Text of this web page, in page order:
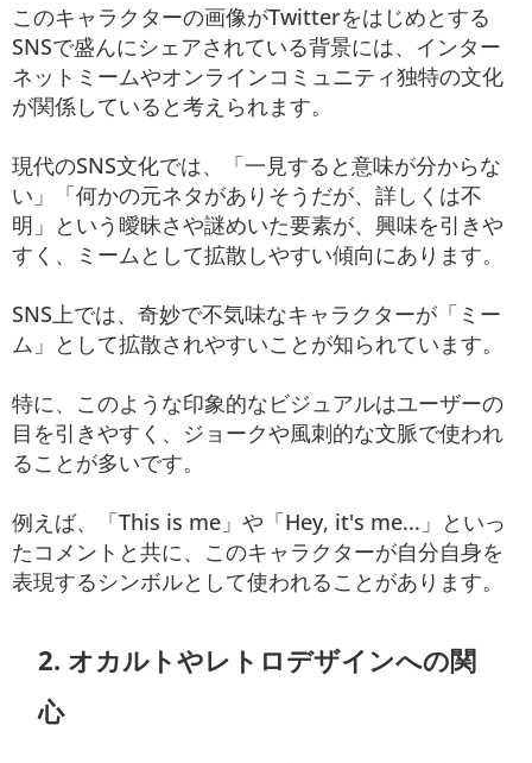
このキャラクターの画像がTwitterをはじめとする
SNSで盛んにシェアされている背景には、インター
ネットミームやオンラインコミュニティ独特の文化
が関係していると考えられます。
現代のSNS文化では、「一見すると意味が分からな
い」「何かの元ネタがありそうだが、詳しくは不
明」という曖昧さや謎めいた要素が、興味を引きや
すく、ミームとして拡散しやすい傾向にあります。
SNS上では、奇妙で不気味なキャラクターが「ミー
ム」として拡散されやすいことが知られています。
特に、このような印象的なビジュアルはユーザーの
目を引きやすく、ジョークや風刺的な文脈で使われ
ることが多いです。
例えば、「This is me」や「Hey, it's me...」といっ
たコメントと共に、このキャラクターが自分自身を
表現するシンボルとして使われることがあります。
2. オカルトやレトロデザインへの関
心